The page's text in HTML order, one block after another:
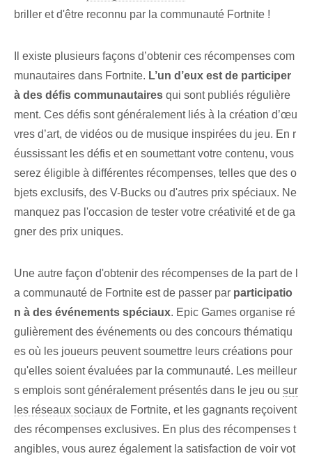
briller et d'être reconnu par la communauté Fortnite !
Il existe plusieurs façons d’obtenir ces récompenses com
munautaires dans Fortnite. L’un d’eux est de participer
à des défis communautaires qui⁢ sont publiés régulière
ment. ​Ces défis sont généralement liés à la création d’œu
vres d’art, de vidéos ou de musique inspirées du jeu. En r
éussissant les ⁤défis et en soumettant votre contenu, vous
serez éligible à différentes récompenses, telles que des o
bjets exclusifs,‌ des V-Bucks ou d'autres prix spéciaux.​ Ne
manquez pas l'occasion de tester votre créativité et de ga
gner des prix uniques.
Une autre façon‌ d'obtenir⁢ des récompenses⁢ de la part de⁢ l
a communauté de‌ Fortnite est de passer par participatio
n à des événements spéciaux.⁣ Epic Games organise ré
gulièrement des événements ou des concours thématiqu
es où les joueurs peuvent soumettre leurs créations pour
qu'elles soient évaluées par la communauté. Les meilleur
s emplois sont généralement présentés dans le jeu ou sur
les réseaux sociaux de Fortnite, et les gagnants reçoivent
des récompenses exclusives. En plus des récompenses t
angibles, vous aurez également la satisfaction de voir vot